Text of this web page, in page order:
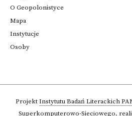
O Geopolonistyce
Mapa
Instytucje
Osoby
ProjektInstytutu Badań Literackich
Superkomputerowo-Sieciowego,